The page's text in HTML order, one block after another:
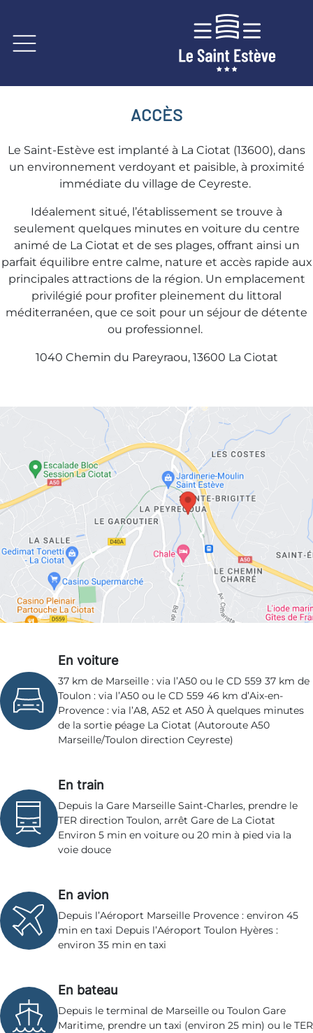
ACCÈS
Le Saint-Estève est implanté à La Ciotat (13600), dans
un environnement verdoyant et paisible, à proximité
immédiate du village de Ceyreste.
Idéalement situé, l’établissement se trouve à
seulement quelques minutes en voiture du centre
animé de La Ciotat et de ses plages, offrant ainsi un
parfait équilibre entre calme, nature et accès rapide aux
principales attractions de la région. Un emplacement
privilégié pour profiter pleinement du littoral
méditerranéen, que ce soit pour un séjour de détente
ou professionnel.
1040 Chemin du Pareyraou, 13600 La Ciotat
En voiture
37 km de Marseille : via l’A50 ou le CD 559 37 km de
Toulon : via l’A50 ou le CD 559 46 km d’Aix-en-
Provence : via l’A8, A52 et A50 À quelques minutes
de la sortie péage La Ciotat (Autoroute A50
Marseille/Toulon direction Ceyreste)
En train
Depuis la Gare Marseille Saint-Charles, prendre le
TER direction Toulon, arrêt Gare de La Ciotat
Environ 5 min en voiture ou 20 min à pied via la
voie douce
En avion
Depuis l’Aéroport Marseille Provence : environ 45
min en taxi Depuis l’Aéroport Toulon Hyères :
environ 35 min en taxi
En bateau
Depuis le terminal de Marseille ou Toulon Gare
Maritime, prendre un taxi (environ 25 min) ou le TER